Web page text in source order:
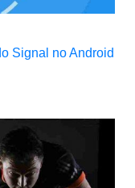
Signal no Android